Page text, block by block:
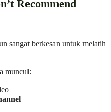
Recommend
sangat berkesan untuk melatih
muncul: